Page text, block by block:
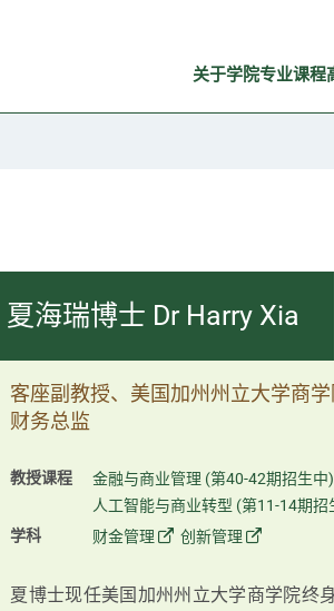
关于学院专业课程
夏海瑞博士 Dr Harry Xia
客座副教授、美国加州州立大学商
财务总监
教授课程 金融与商业管理 (第40-42期招生中)
人工智能与商业转型 (第11-14期招
学科
财金管理 创新管理
夏博士现任美国加州州立大学商学院终